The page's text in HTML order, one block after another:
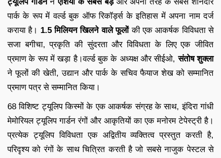
पार्क के रूप में वर्ल्ड बुक ऑफ रिकॉर्ड्स के इतिहास में अपना नाम दर्ज
कराया है। 1.5 मिलियन खिलने वाले फूलोंकी एक आकर्षक विविधता से
सजा बगीचा, प्रकृति की सुंदरता और विविधता के लिए एक जीवित
प्रमाण के रूप में खड़ा है।वर्ल्ड बुक के अध्यक्ष और सीईओ,संतोष शुक्ला
ने फूलों की खेती, उद्यान और पार्क के सचिव फैयाज शेख को सम्मानित
प्रमाण पत्र से सम्मानित किया।
68 विशिष्ट ट्यूलिप किस्मों के एक आकर्षक संग्रह के साथ, इंदिरा गांधी
मेमोरियल ट्यूलिप गार्डन रंगों और आकृतियों का एक मनोरम टेपेस्ट्री है।
प्रत्येक ट्यूलिप विविधता एक अद्वितीय व्यक्तित्व प्रस्तुत करती है,
परिदृश्य को रंगों के साथ चित्रित करती है जो सबसे नाजुक पेस्टल से